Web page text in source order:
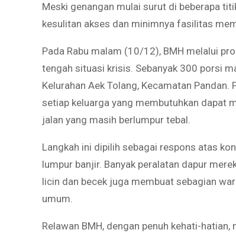
Meski genangan mulai surut di beberapa
kesulitan akses dan minimnya fasilitas
Pada Rabu malam (10/12), BMH melalui
tengah situasi krisis. Sebanyak 300 porsi
Kelurahan Aek Tolang, Kecamatan
setiap keluarga yang membutuhkan dapat
jalan yang masih berlumpur tebal.
Langkah ini dipilih sebagai respons atas
lumpur banjir. Banyak peralatan dapur
licin dan becek juga membuat sebagian
umum.
Relawan BMH, dengan penuh kehati-